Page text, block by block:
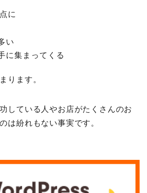
に
い
に集まってくる
ります。
している人やお店がたくさんのお
は紛れもない事実です。